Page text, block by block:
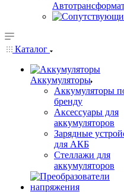
Каталог
Аккумуляторы
Аккумуляторы
бренду
Аксессуары для
аккумуляторов
Зарядные
для АКБ
Стеллажи для
аккумуляторов